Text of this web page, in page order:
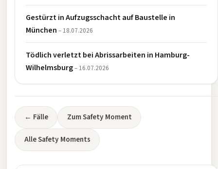
Gestürzt in Aufzugsschacht auf Baustelle in
München– 18.07.2026
Tödlich verletzt bei Abrissarbeiten in Hamburg-
Wilhelmsburg– 16.07.2026
← Fälle Zum Safety Moment
Alle Safety Moments